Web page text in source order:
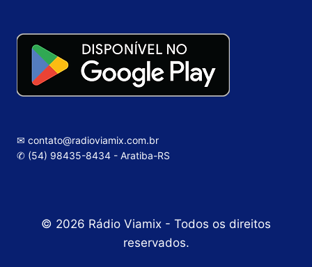
✉ contato@radioviamix.com.br
✆ (54) 98435-8434 - Aratiba-RS
© 2026 Rádio Viamix - Todos os direitos
reservados.